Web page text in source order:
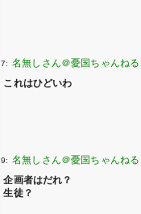
7:
これはひどいわ
9:
企画者はだれ？
生徒？